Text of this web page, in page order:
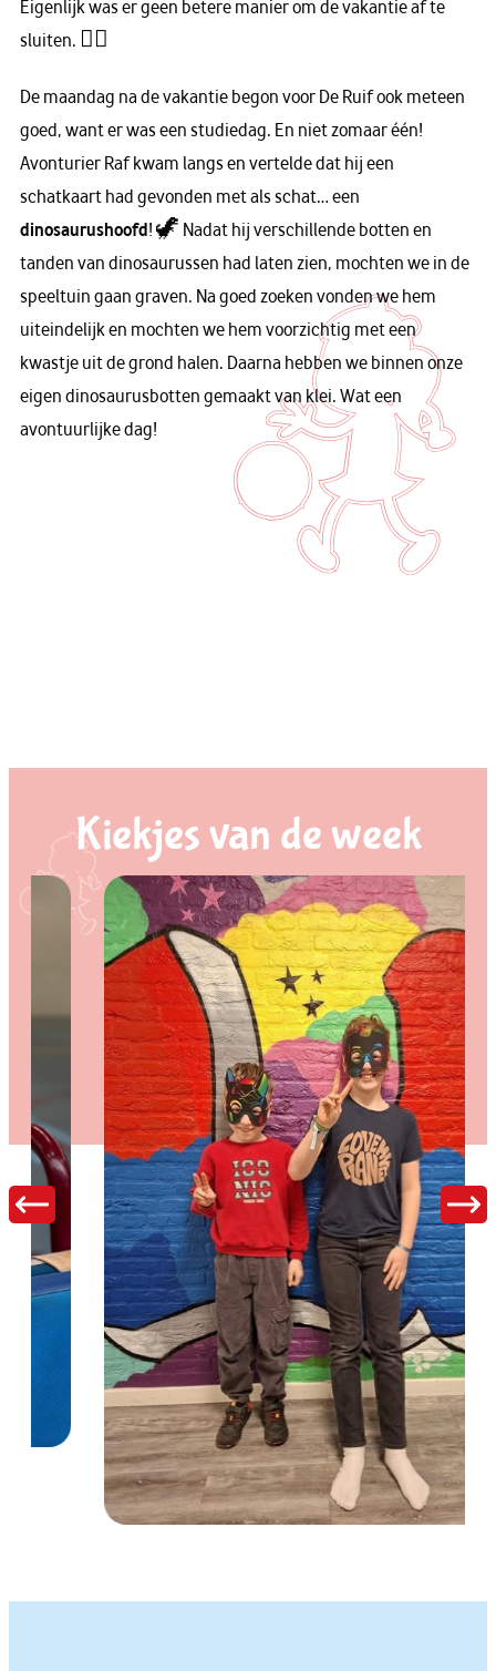
Eigenlijk was er geen betere manier om de vakantie af te
sluiten. 🤸‍♂️
De maandag na de vakantie begon voor De Ruif ook meteen
goed, want er was een studiedag. En niet zomaar één!
Avonturier Raf kwam langs en vertelde dat hij een
schatkaart had gevonden met als schat… een
dinosaurushoofd! 🦖 Nadat hij verschillende botten en
tanden van dinosaurussen had laten zien, mochten we in de
speeltuin gaan graven. Na goed zoeken vonden we hem
uiteindelijk en mochten we hem voorzichtig met een
kwastje uit de grond halen. Daarna hebben we binnen onze
eigen dinosaurusbotten gemaakt van klei. Wat een
avontuurlijke dag!
Kiekjes van de week